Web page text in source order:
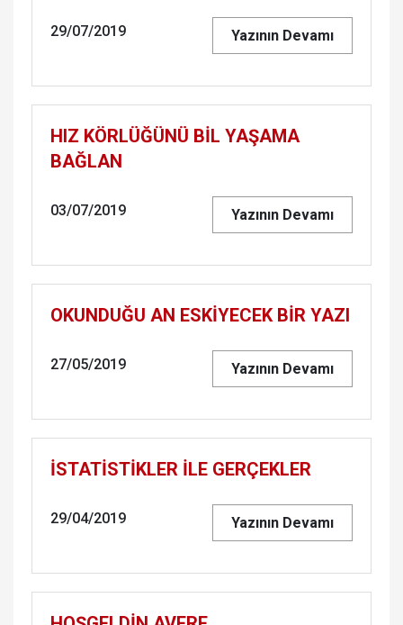
29/07/2019 Yazının Devamı
HIZ KÖRLÜĞÜNÜ BİL YAŞAMA
BAĞLAN
03/07/2019 Yazının Devamı
OKUNDUĞU AN ESKİYECEK BİR YAZI
27/05/2019 Yazının Devamı
İSTATİSTİKLER İLE GERÇEKLER
29/04/2019 Yazının Devamı